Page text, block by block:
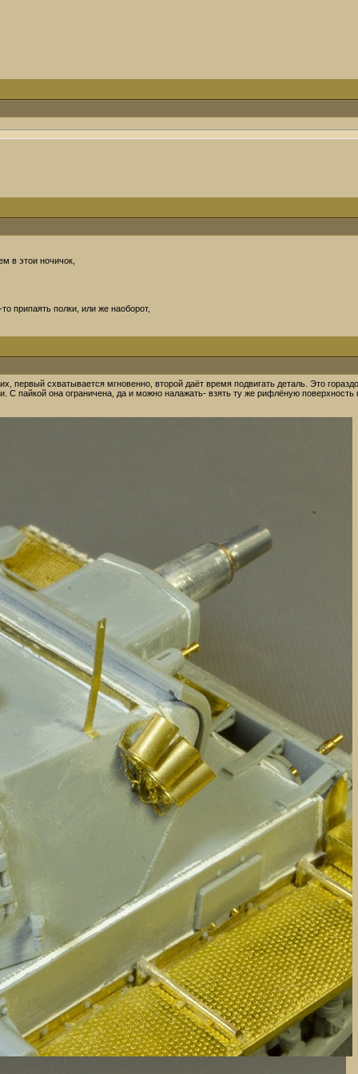
в этои ночичок,
припаять полки, или же наоборот,
первый схватывается мгновенно, второй даёт время подвигать деталь. Это
С пайкой она ограничена, да и можно налажать- взять ту же рифлёную поверхность